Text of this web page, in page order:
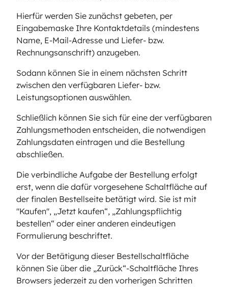
Hierfür werden Sie zunächst gebeten, per
Eingabemaske Ihre Kontaktdetails (mindestens
Name, E-Mail-Adresse und Liefer- bzw.
Rechnungsanschrift) anzugeben.
Sodann können Sie in einem nächsten Schritt
zwischen den verfügbaren Liefer- bzw.
Leistungsoptionen auswählen.
Schließlich können Sie sich für eine der verfügbaren
Zahlungsmethoden entscheiden, die notwendigen
Zahlungsdaten eintragen und die Bestellung
abschließen.
Die verbindliche Aufgabe der Bestellung erfolgt
erst, wenn die dafür vorgesehene Schaltfläche auf
der finalen Bestellseite betätigt wird. Sie ist mit
"Kaufen", „Jetzt kaufen“, „Zahlungspflichtig
bestellen“ oder einer anderen eindeutigen
Formulierung beschriftet.
Vor der Betätigung dieser Bestellschaltfläche
können Sie über die „Zurück“-Schaltfläche Ihres
Browsers jederzeit zu den vorherigen Schritten